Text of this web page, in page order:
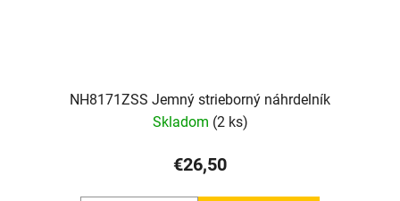
NH8171ZSS Jemný strieborný náhrdelník
Skladom (2 ks)
€26,50